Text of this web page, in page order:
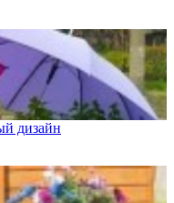
дизайн